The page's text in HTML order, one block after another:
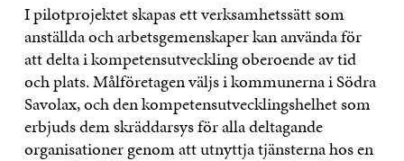
I pilotprojektet skapas ett verksamhetssätt som
anställda och arbetsgemenskaper kan använda för
att delta i kompetensutveckling oberoende av tid
och plats. Målföretagen väljs i kommunerna i Södra
Savolax, och den kompetensutvecklingshelhet som
erbjuds dem skräddarsys för alla deltagande
organisationer genom att utnyttja tjänsterna hos en